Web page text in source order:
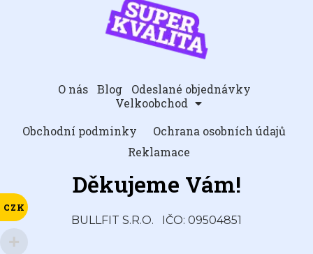
O nás Blog
Odeslané objednávky
Velkoobchod
Obchodní podminky
Ochrana osobních údajů
Reklamace
Děkujeme Vám!
BULLFIT S.R.O. IČO: 09504851
CZK